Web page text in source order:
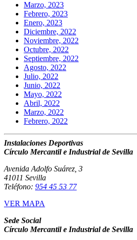
Marzo, 2023
Febrero, 2023
Enero, 2023
Diciembre, 2022
Noviembre, 2022
Octubre, 2022
Septiembre, 2022
Agosto, 2022
Julio, 2022
Junio, 2022
Mayo, 2022
Abril, 2022
Marzo, 2022
Febrero, 2022
Instalaciones Deportivas
Círculo Mercantil e Industrial de Sevilla
Avenida Adolfo Suárez, 3
41011 Sevilla
Teléfono: 954 45 53 77
VER MAPA
Sede Social
Círculo Mercantil e Industrial de Sevilla